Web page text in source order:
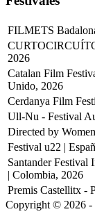
FILMETS
2026
Catalan Film
Unido, 2026
Cerdanya Film
Ull-Nu - Festival
Directed by
Festival u22 |
Santander Festival
| Colombia, 2026
Premis Castellitx -
Copyright © 2026 -